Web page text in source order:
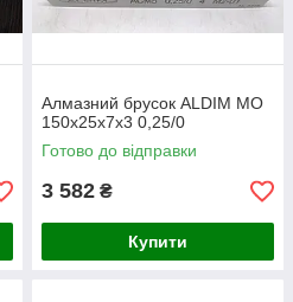
Алмазний брусок ALDIM МО
150х25х7х3 0,25/0
Готово до відправки
3 582 ₴
Купити